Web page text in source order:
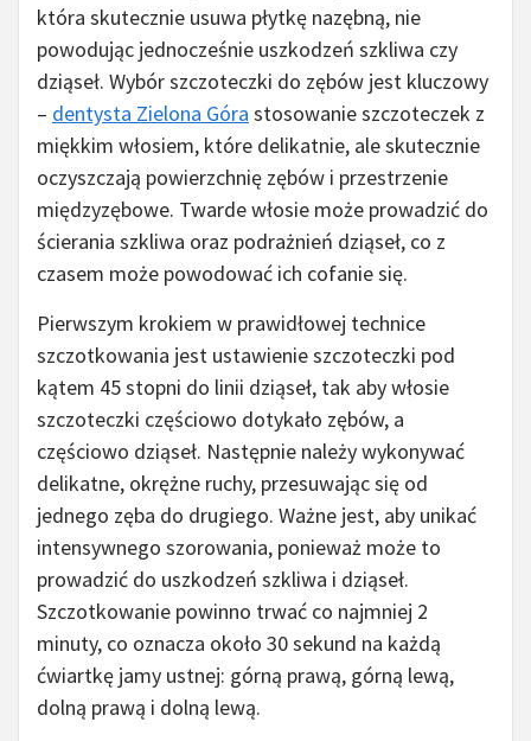
która skutecznie usuwa płytkę nazębną, nie
powodując jednocześnie uszkodzeń szkliwa czy
dziąseł. Wybór szczoteczki do zębów jest kluczowy
– dentysta Zielona Góra stosowanie szczoteczek z
miękkim włosiem, które delikatnie, ale skutecznie
oczyszczają powierzchnię zębów i przestrzenie
międzyzębowe. Twarde włosie może prowadzić do
ścierania szkliwa oraz podrażnień dziąseł, co z
czasem może powodować ich cofanie się.
Pierwszym krokiem w prawidłowej technice
szczotkowania jest ustawienie szczoteczki pod
kątem 45 stopni do linii dziąseł, tak aby włosie
szczoteczki częściowo dotykało zębów, a
częściowo dziąseł. Następnie należy wykonywać
delikatne, okrężne ruchy, przesuwając się od
jednego zęba do drugiego. Ważne jest, aby unikać
intensywnego szorowania, ponieważ może to
prowadzić do uszkodzeń szkliwa i dziąseł.
Szczotkowanie powinno trwać co najmniej 2
minuty, co oznacza około 30 sekund na każdą
ćwiartkę jamy ustnej: górną prawą, górną lewą,
dolną prawą i dolną lewą.